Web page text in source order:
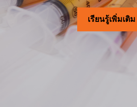
เรียนรู้เพิ่มเติม